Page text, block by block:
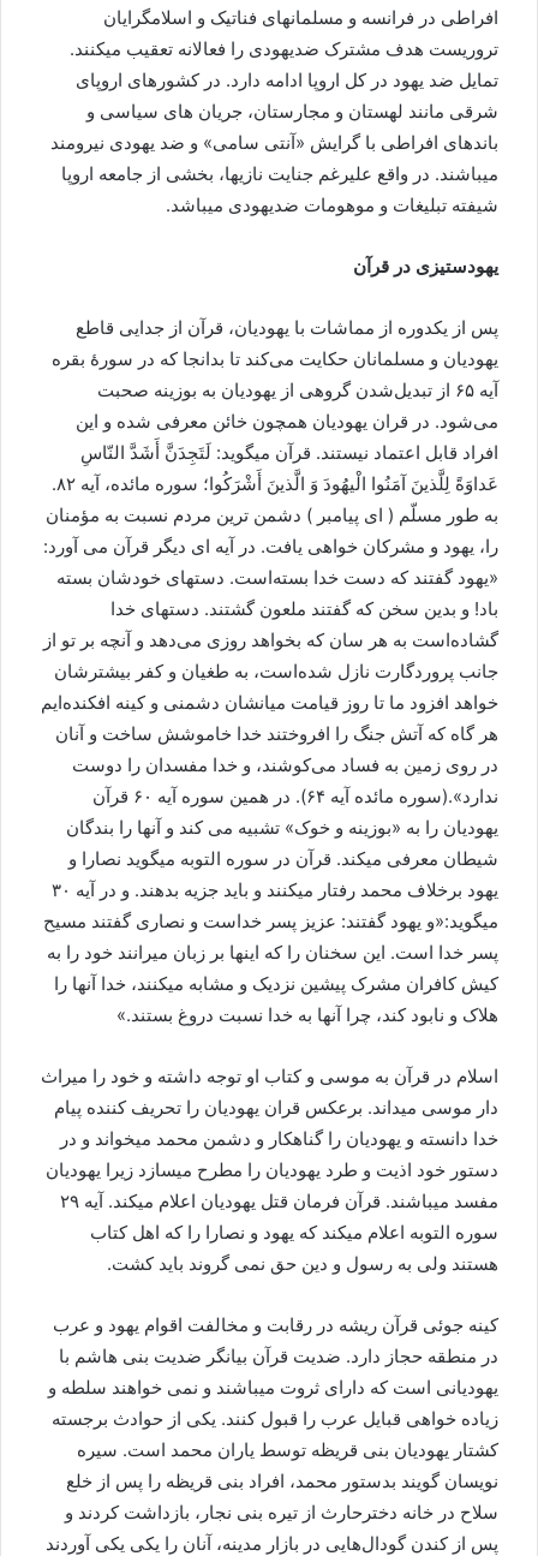
افراطی در فرانسه و مسلمانهای فناتیک و اسلامگرایان
تروریست هدف مشترک ضدیهودی را فعالانه تعقیب میکنند.
تمایل ضد یهود در کل اروپا ادامه دارد. در کشورهای اروپای
شرقی مانند لهستان و مجارستان، جریان های سیاسی و
باندهای افراطی با گرایش «آنتی سامی» و ضد یهودی نیرومند
میباشند. در واقع علیرغم جنایت نازیها، بخشی از جامعه اروپا
شیفته تبلیغات و موهومات ضدیهودی میباشد.
یهودستیزی در قرآن
پس از یکدوره از مماشات با یهودیان، قرآن از جدایی قاطع
یهودیان و مسلمانان حکایت می‌کند تا بدانجا که در سورهٔ بقره
آیه ۶۵ از تبدیل‌شدن گروهی از یهودیان به بوزینه صحبت
می‌شود. در قران یهودیان همچون خائن معرفی شده و این
افراد قابل اعتماد نیستند. قرآن میگوید: لَتَجِدَنَّ أَشَدَّ النّاسِ
عَداوَةً لِلَّذینَ آمَنُوا الْیهُودَ وَ الَّذینَ أَشْرَکُوا؛ سوره مائده، آیه ۸۲.
به طور مسلّم ( ای پیامبر ) دشمن ترین مردم نسبت به مؤمنان
را، یهود و مشرکان خواهی یافت. در آیه ای دیگر قرآن می آورد:
«یهود گفتند که دست خدا بسته‌است. دستهای خودشان بسته
باد! و بدین سخن که گفتند ملعون گشتند. دستهای خدا
گشاده‌است به هر سان که بخواهد روزی می‌دهد و آنچه بر تو از
جانب پروردگارت نازل شده‌است، به طغیان و کفر بیشترشان
خواهد افزود ما تا روز قیامت میانشان دشمنی و کینه افکنده‌ایم
هر گاه که آتش جنگ را افروختند خدا خاموشش ساخت و آنان
در روی زمین به فساد می‌کوشند، و خدا مفسدان را دوست
ندارد».(سوره مائده آیه ۶۴). در همین سوره آیه ۶۰ قرآن
یهودیان را به «بوزینه و خوک» تشبیه می کند و آنها را بندگان
شیطان معرفی میکند. قرآن در سوره التوبه میگوید نصارا و
یهود برخلاف محمد رفتار میکنند و باید جزیه بدهند. و در آیه ۳۰
میگوید:«و یهود گفتند: عزیز پسر خداست و نصاری گفتند مسیح
پسر خدا است. این سخنان را که اینها بر زبان میرانند خود را به
کیش کافران مشرک پیشین نزدیک و مشابه میکنند، خدا آنها را
هلاک و نابود کند، چرا آنها به خدا نسبت دروغ بستند.»
اسلام در قرآن به موسی و کتاب او توجه داشته و خود را میراث
دار موسی میداند. برعکس قران یهودیان را تحریف کننده پیام
خدا دانسته و یهودیان را گناهکار و دشمن محمد میخواند و در
دستور خود اذیت و طرد یهودیان را مطرح میسازد زیرا یهودیان
مفسد میباشند. قرآن فرمان قتل یهودیان اعلام میکند. آیه ۲۹
سوره التوبه اعلام میکند که یهود و نصارا را که اهل کتاب
هستند ولی به رسول و دین حق نمی گروند باید کشت.
کینه جوئی قرآن ریشه در رقابت و مخالفت اقوام یهود و عرب
در منطقه حجاز دارد. ضدیت قرآن بیانگر ضدیت بنی هاشم با
یهودیانی است که دارای ثروت میباشند و نمی خواهند سلطه و
زیاده خواهی قبایل عرب را قبول کنند. یکی از حوادث برجسته
کشتار یهودیان بنی قریظه توسط یاران محمد است. سیره
نویسان گویند بدستور محمد، افراد بنی قریظه را پس از خلع
سلاح در خانه دخترحارث از تیره بنی نجار، بازداشت کردند و
پس از کندن گودال‌هایی در بازار مدینه، آنان را یکی یکی آوردند